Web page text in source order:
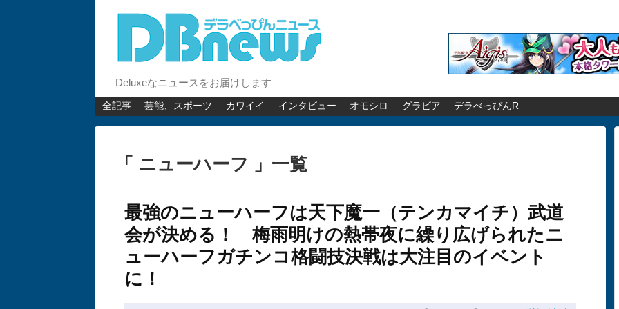
Deluxeなニュースをお届けします
全記事 芸能、スポーツ カワイイ インタビュー オモシロ グラビア デラべっぴんR
「 ニューハーフ 」一覧
最強のニューハーフは天下魔一（テンカマイチ）武道
会が決める！ 梅雨明けの熱帯夜に繰り広げられたニ
ューハーフガチンコ格闘技決戦は大注目のイベント
に！